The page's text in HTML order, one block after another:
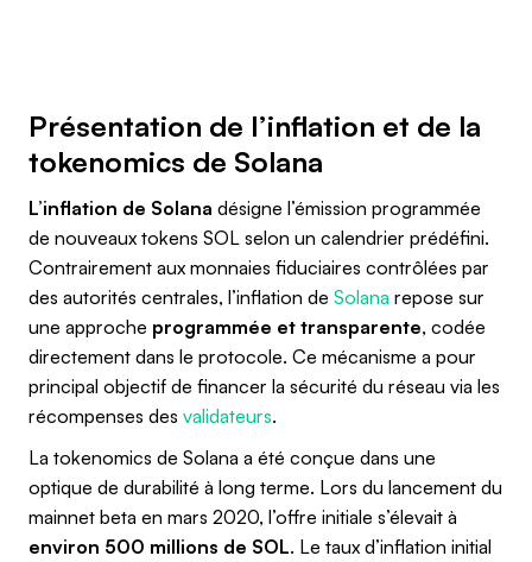
Présentation de l’inflation et de la
tokenomics de Solana
L’inflation de Solana désigne l’émission programmée
de nouveaux tokens SOL selon un calendrier prédéfini.
Contrairement aux monnaies fiduciaires contrôlées par
des autorités centrales, l’inflation de Solana repose sur
une approche programmée et transparente, codée
directement dans le protocole. Ce mécanisme a pour
principal objectif de financer la sécurité du réseau via les
récompenses des validateurs.
La tokenomics de Solana a été conçue dans une
optique de durabilité à long terme. Lors du lancement du
mainnet beta en mars 2020, l’offre initiale s’élevait à
environ 500 millions de SOL. Le taux d’inflation initial